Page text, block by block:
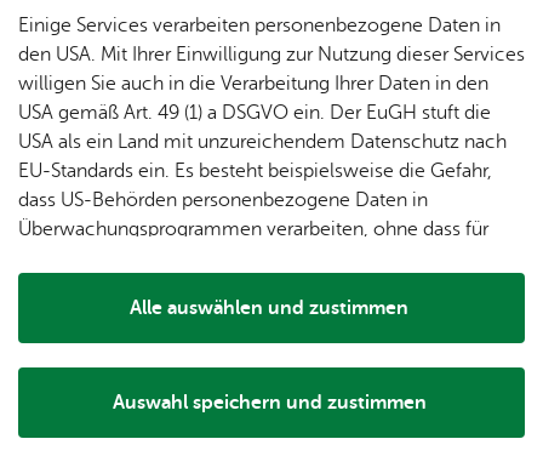
chen­
markt
Mit­tei­
lungs­
blatt
Ge­
schic
h­te
Lo­ka­le
Agen­
da
Ein­
rich­
tun­
gen
Die Gletscher, die den Bodensee schufen, haben im
nördlichen Bodensee-Umland Hügel hinterlassen, die
Drumline. Einer von ihnen, der Horach, ist mit 501,6 m der
bietet von einem versteckten Aussichtspunkt auf einem
Einige Services verarbeiten personenbezogene Daten in
den USA. Mit Ihrer Einwilligung zur Nutzung dieser Services
willigen Sie auch in die Verarbeitung Ihrer Daten in den
USA gemäß Art. 49 (1) a DSGVO ein. Der EuGH stuft die
USA als ein Land mit unzureichendem Datenschutz nach
EU-Standards ein. Es besteht beispielsweise die Gefahr,
dass US-Behörden personenbezogene Daten in
Überwachungsprogrammen verarbeiten, ohne dass für
Auswahl speichern und zustimmen
Alle auswählen und zustimmen